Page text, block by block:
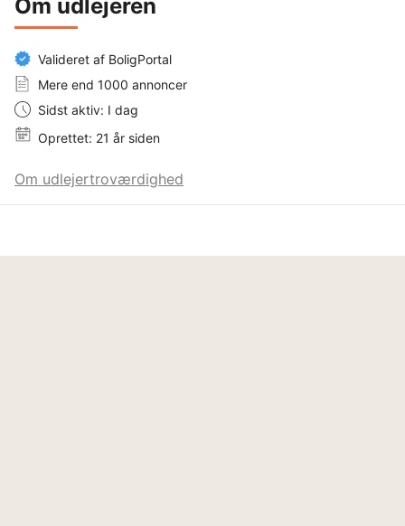
Om udlejeren
Valideret af BoligPortal
Mere end 1000 annoncer
Sidst aktiv: I dag
Oprettet: 21 år siden
Om udlejertroværdighed